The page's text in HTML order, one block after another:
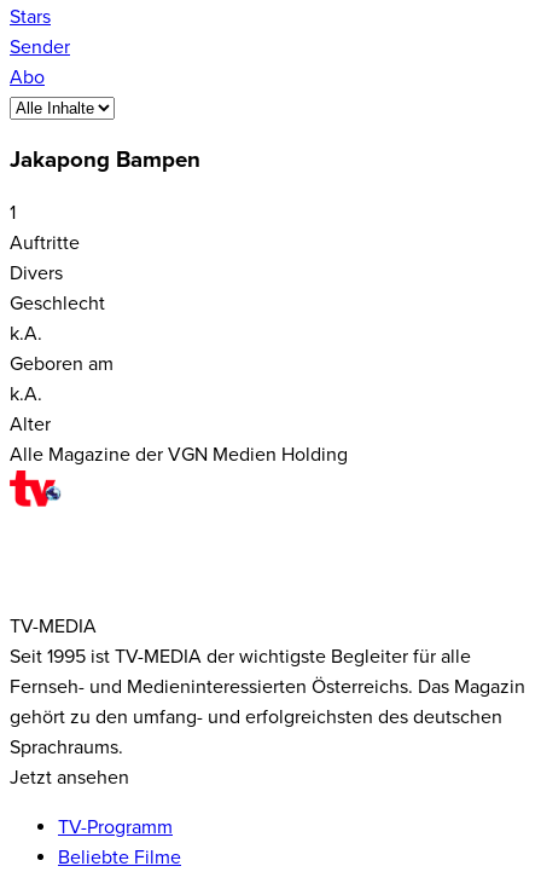
Stars
Sender
Abo
Jakapong Bampen
1
Auftritte
Divers
Geschlecht
k.A.
Geboren am
k.A.
Alter
Alle Magazine der VGN Medien Holding
TV-MEDIA
Seit 1995 ist TV-MEDIA der wichtigste Begleiter für alle
Fernseh- und Medieninteressierten Österreichs. Das Magazin
gehört zu den umfang- und erfolgreichsten des deutschen
Sprachraums.
Jetzt ansehen
TV-Programm
Beliebte Filme